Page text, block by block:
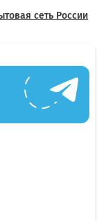
сеть России